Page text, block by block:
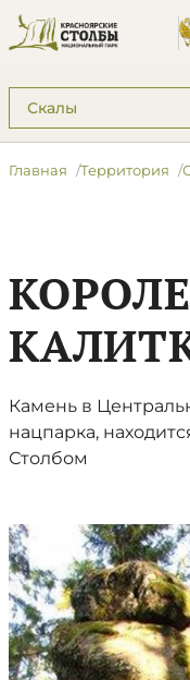
Подразделы:
Главная Территория
Камень в
нацпарка,
Столбом